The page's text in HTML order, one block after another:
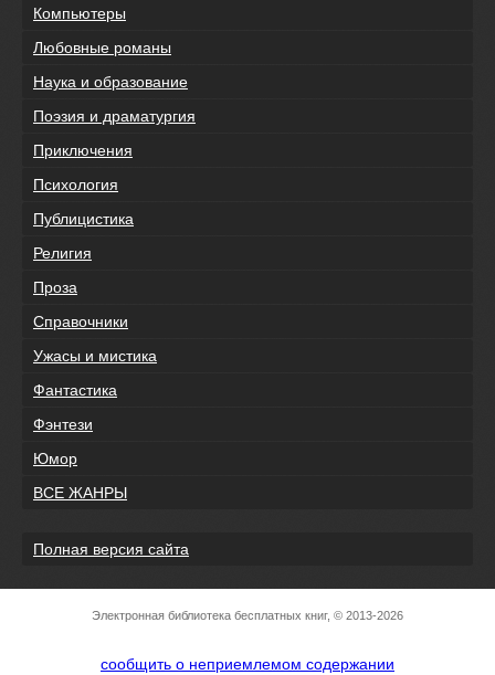
Компьютеры
Любовные романы
Наука и образование
Поэзия и драматургия
Приключения
Психология
Публицистика
Религия
Проза
Справочники
Ужасы и мистика
Фантастика
Фэнтези
Юмор
ВСЕ ЖАНРЫ
Полная версия сайта
Электронная библиотека бесплатных книг, © 2013-2026
сообщить о неприемлемом содержании